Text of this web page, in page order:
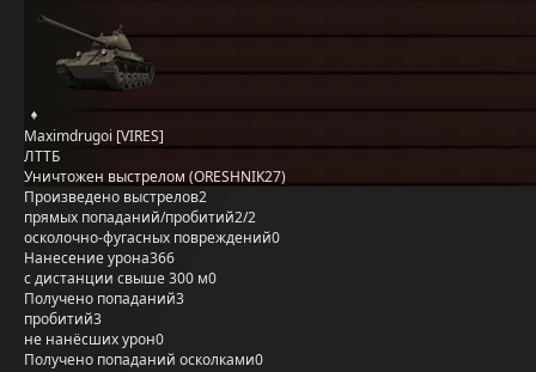
Maximdrugoi [VIRES]
ЛТТБ
Уничтожен выстрелом (ORESHNIK27)
Произведено выстрелов2
прямых попаданий/пробитий2/2
осколочно-фугасных повреждений0
Нанесение урона366
с дистанции свыше 300 м0
Получено попаданий3
пробитий3
не нанёсших урон0
Получено попаданий осколками0